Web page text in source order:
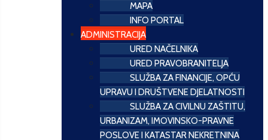
MAPA
INFO PORTAL
ADMINISTRACIJA
URED NAČELNIKA
URED PRAVOBRANITELJA
SLUŽBA ZA FINANCIJE, OPĆU
UPRAVU I DRUŠTVENE DJELATNOSTI
SLUŽBA ZA CIVILNU ZAŠTITU,
URBANIZAM, IMOVINSKO-PRAVNE
POSLOVE I KATASTAR NEKRETNINA